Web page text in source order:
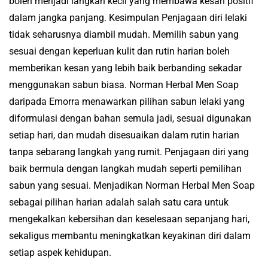
dalam jangka panjang. Kesimpulan Penjagaan diri lelaki
tidak seharusnya diambil mudah. Memilih sabun yang
sesuai dengan keperluan kulit dan rutin harian boleh
memberikan kesan yang lebih baik berbanding sekadar
menggunakan sabun biasa. Norman Herbal Men Soap
daripada Emorra menawarkan pilihan sabun lelaki yang
diformulasi dengan bahan semula jadi, sesuai digunakan
setiap hari, dan mudah disesuaikan dalam rutin harian
tanpa sebarang langkah yang rumit. Penjagaan diri yang
baik bermula dengan langkah mudah seperti pemilihan
sabun yang sesuai. Menjadikan Norman Herbal Men Soap
sebagai pilihan harian adalah salah satu cara untuk
mengekalkan kebersihan dan keselesaan sepanjang hari,
sekaligus membantu meningkatkan keyakinan diri dalam
setiap aspek kehidupan.